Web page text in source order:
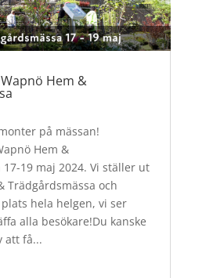
Hem &
på mässan!
Hem &
19 maj 2024. Vi ställer ut
Trädgårdsmässa och
hela helgen, vi ser
alla besökare!Du kanske
att få...